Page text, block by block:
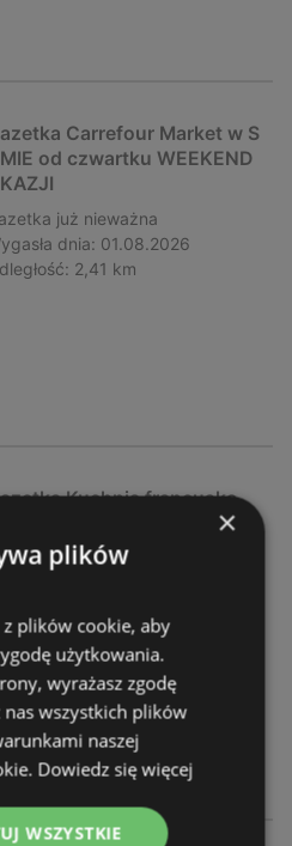
Carrefour Market w S
od czwartku WEEKEND
już nieważna
dnia: 01.08.2026
2,41 km
Kuchnia francuska
dnia: 25.07.2026
×
plików
plików cookie, aby
użytkowania.
wyrażasz zgodę
wszystkich plików
naszej
Dowiedz się więcej
WSZYSTKIE